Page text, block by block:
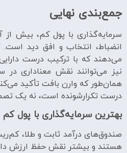
جمع‌بندی نهایی
سرمایه‌گذاری با پول کم، بیش از
انضباط، انتخاب و افق دید
می‌دهند که با ترکیب درست
نیز می‌توانند نقش معناداری در
همان‌طور که وارن بافت تأکید
درست تکرارشونده است، نه یک
بهترین سرمایه‌گذاری با پول
صندوق‌های درآمد ثابت و طلا،
هستند و بیشتر نقش حفظ ارزش